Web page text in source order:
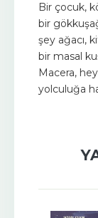
Bir çocuk,
bir
şey ağacı,
bir masal
Macera,
yolculuğa